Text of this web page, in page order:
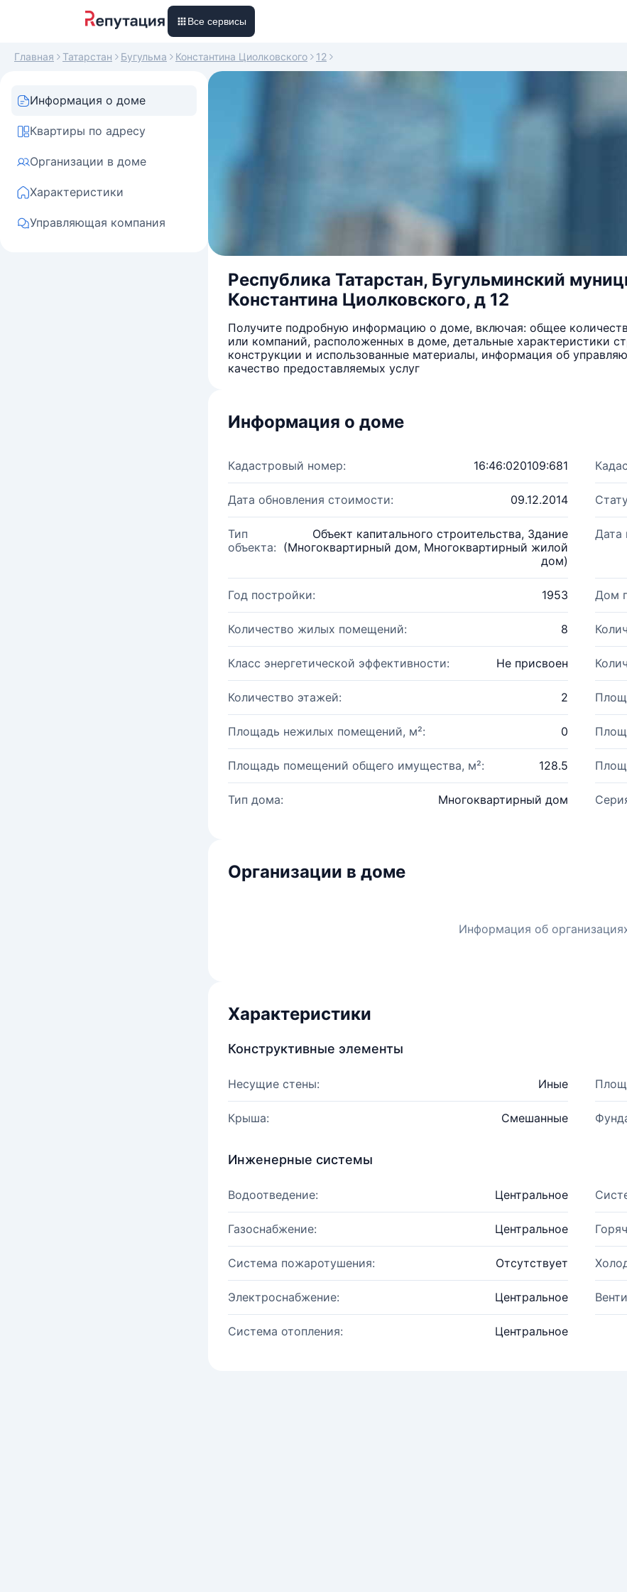
Все сервисы
Главная Татарстан Бугульма Константина Циолковского 12
Информация о доме
Квартиры по адресу
Организации в доме
Характеристики
Управляющая компания
Республика Татарстан, Бугульминский
Константина Циолковского, д 12
Получите подробную информацию о доме, включая: общее
или компаний, расположенных в доме, детальные характеристики
конструкции и использованные материалы, информация об
качество предоставляемых услуг
Информация о доме
Кадастровый номер: 16:46:020109:681
Дата обновления стоимости: 09.12.2014
Тип
объекта:
Объект капитального строительства, Здание
(Многоквартирный дом, Многоквартирный жилой
дом)
Дата
Год постройки: 1953 Дом
Количество жилых помещений: 8
Класс энергетической эффективности: Не присвоен
Количество этажей: 2
Площадь нежилых помещений, м²: 0
Площадь помещений общего имущества, м²: 128.5
Тип дома: Многоквартирный дом
Организации в доме
Информация об
Характеристики
Конструктивные элементы
Несущие стены: Иные
Крыша: Смешанные
Инженерные системы
Водоотведение: Центральное
Газоснабжение: Центральное
Система пожаротушения: Отсутствует
Электроснабжение: Центральное
Система отопления: Центральное